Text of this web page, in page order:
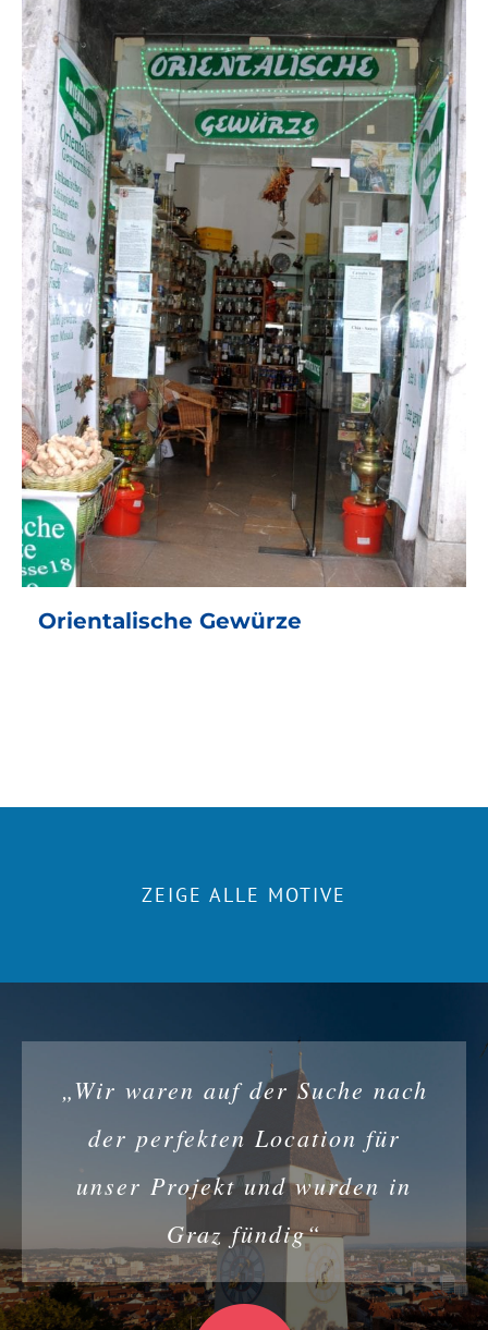
Orientalische Gewürze
ZEIGE ALLE MOTIVE
„Wir waren auf der Suche nach
der perfekten Location für
unser Projekt und wurden in
Graz fündig“